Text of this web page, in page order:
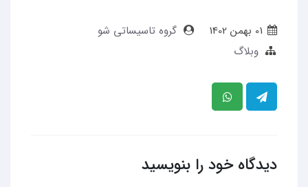
گروه تاسیساتی شو
وبلاگ
دیدگاه خود را بنویسید